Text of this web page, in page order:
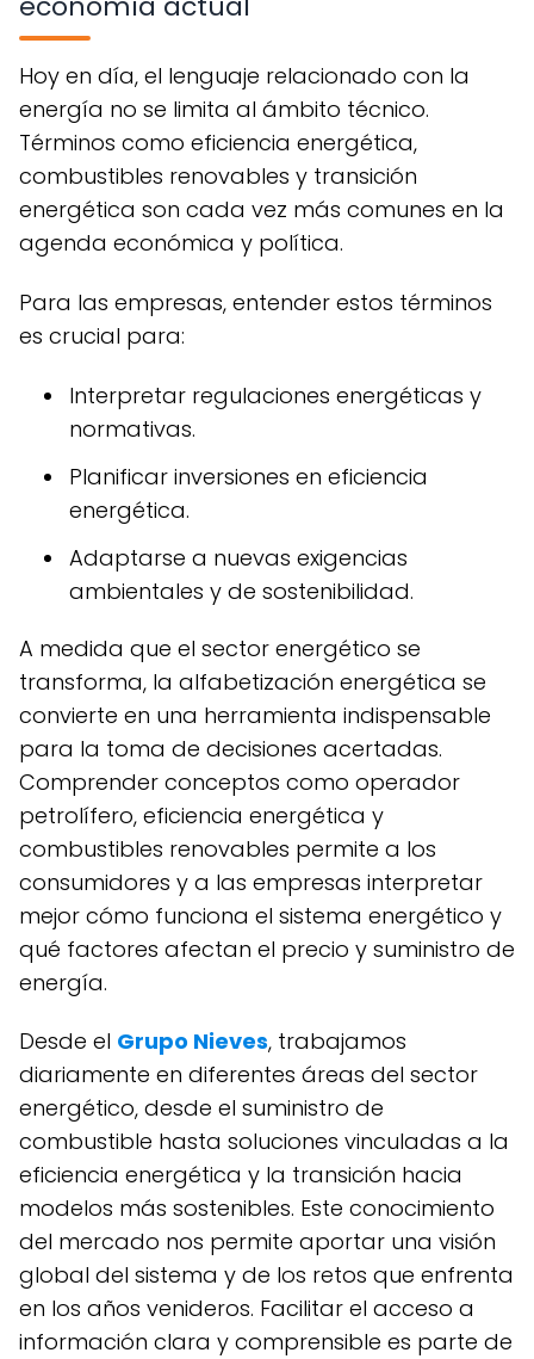
Hoy en día, el lenguaje relacionado con la
energía no se limita al ámbito técnico.
Términos como eficiencia energética,
combustibles renovables y transición
energética son cada vez más comunes en la
agenda económica y política.
Para las empresas, entender estos términos
es crucial para:
Interpretar regulaciones energéticas y
normativas.
Planificar inversiones en eficiencia
energética.
Adaptarse a nuevas exigencias
ambientales y de sostenibilidad.
A medida que el sector energético se
transforma, la alfabetización energética se
convierte en una herramienta indispensable
para la toma de decisiones acertadas.
Comprender conceptos como operador
petrolífero, eficiencia energética y
combustibles renovables permite a los
consumidores y a las empresas interpretar
mejor cómo funciona el sistema energético y
qué factores afectan el precio y suministro de
energía.
Desde el Grupo Nieves, trabajamos
diariamente en diferentes áreas del sector
energético, desde el suministro de
combustible hasta soluciones vinculadas a la
eficiencia energética y la transición hacia
modelos más sostenibles. Este conocimiento
del mercado nos permite aportar una visión
global del sistema y de los retos que enfrenta
en los años venideros. Facilitar el acceso a
información clara y comprensible es parte de